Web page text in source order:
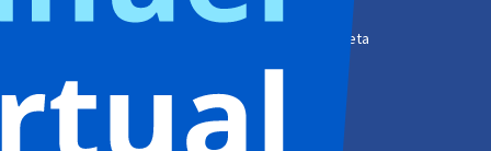
Dirección:
Calle 34A # 34-29 Trr 2 B. Barzal. Villavicencio, Meta
Lunes a jueves | 7:00 a.m. a 4:00 p.m.
Viernes | 7:00 a.m. a
12:00 m. jornada continua